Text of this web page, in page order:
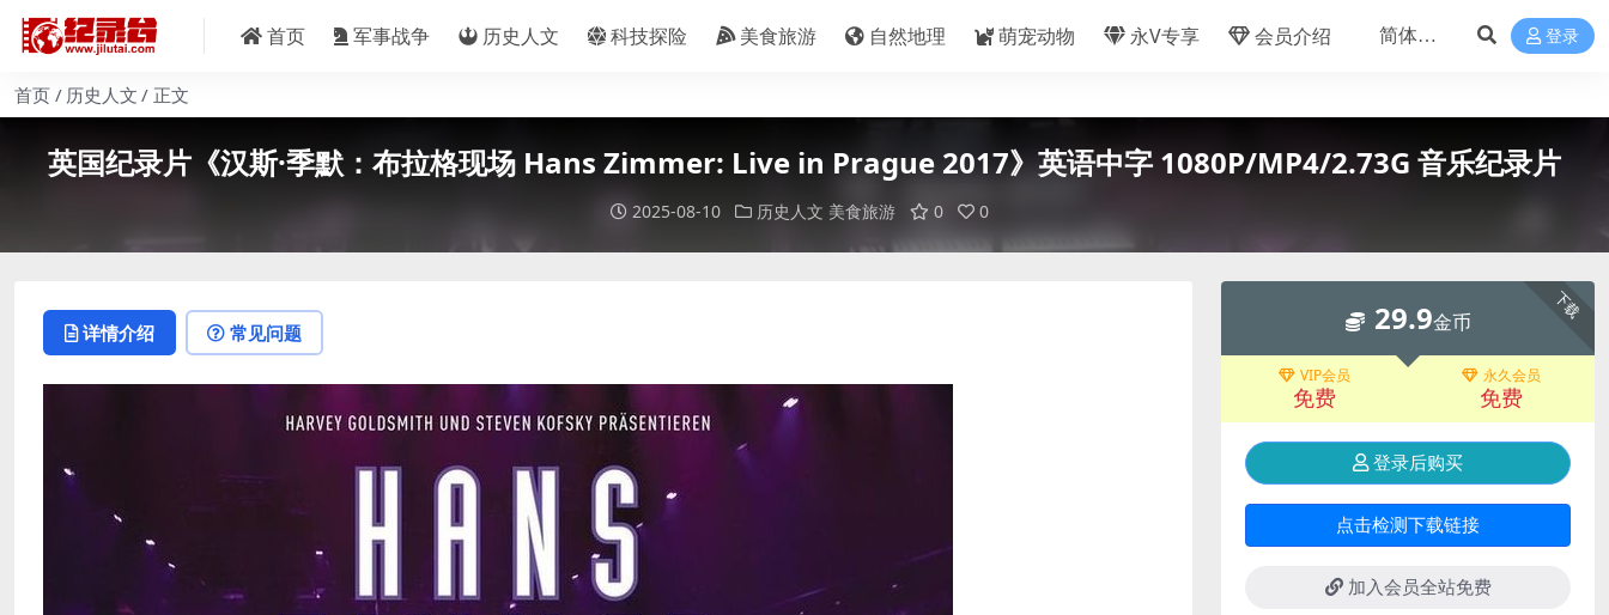
首页 军事战争 历史人文 科技探险 美食旅游 自然地理 萌宠动物 永V专享 会员介绍 登录
首页 历史人文 正文
英国纪录片《汉斯·季默：布拉格现场 Hans Zimmer: Live in Prague 2017》英语中字 1080P/MP4/2.73G 音乐纪录片
2025-08-10 历史人文 美食旅游 0 0
详情介绍 常见问题
下载
29.9金币
VIP会员
免费
永久会员
免费
登录后购买
点击检测下载链接
加入会员全站免费